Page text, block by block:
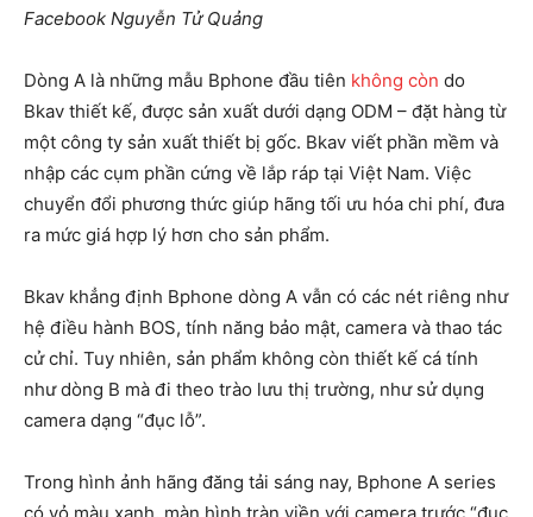
Facebook Nguyễn Tử Quảng
Dòng A là những mẫu Bphone đầu tiên không còn do
Bkav thiết kế, được sản xuất dưới dạng ODM – đặt hàng từ
một công ty sản xuất thiết bị gốc. Bkav viết phần mềm và
nhập các cụm phần cứng về lắp ráp tại Việt Nam. Việc
chuyển đổi phương thức giúp hãng tối ưu hóa chi phí, đưa
ra mức giá hợp lý hơn cho sản phẩm.
Bkav khẳng định Bphone dòng A vẫn có các nét riêng như
hệ điều hành BOS, tính năng bảo mật, camera và thao tác
cử chỉ. Tuy nhiên, sản phẩm không còn thiết kế cá tính
như dòng B mà đi theo trào lưu thị trường, như sử dụng
camera dạng “đục lỗ”.
Trong hình ảnh hãng đăng tải sáng nay, Bphone A series